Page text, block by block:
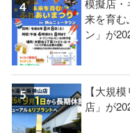
模擬店・
来を育む
ン」が
【大規
店」が